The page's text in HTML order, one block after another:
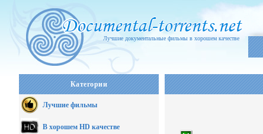
Лучшие документальные фильмы в хорошем качестве
Категории
Лучшие фильмы
В хорошем HD качестве